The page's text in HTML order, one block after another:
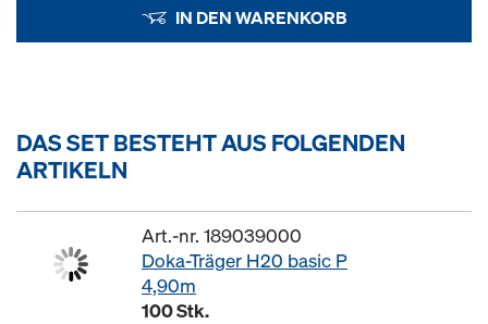
IN DEN WARENKORB
DAS SET BESTEHT AUS FOLGENDEN
ARTIKELN
Art.-nr. 189039000
Doka-Träger H20 basic P
4,90m
100 Stk.